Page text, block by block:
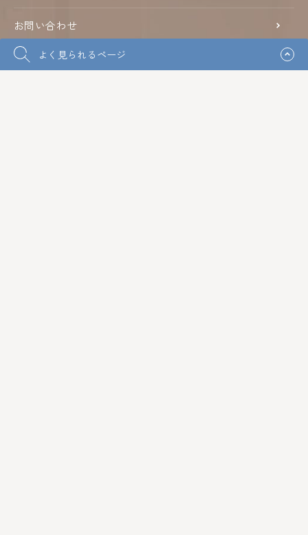
よく見られるページ
お問い合わせ
サンシャイン・グループ